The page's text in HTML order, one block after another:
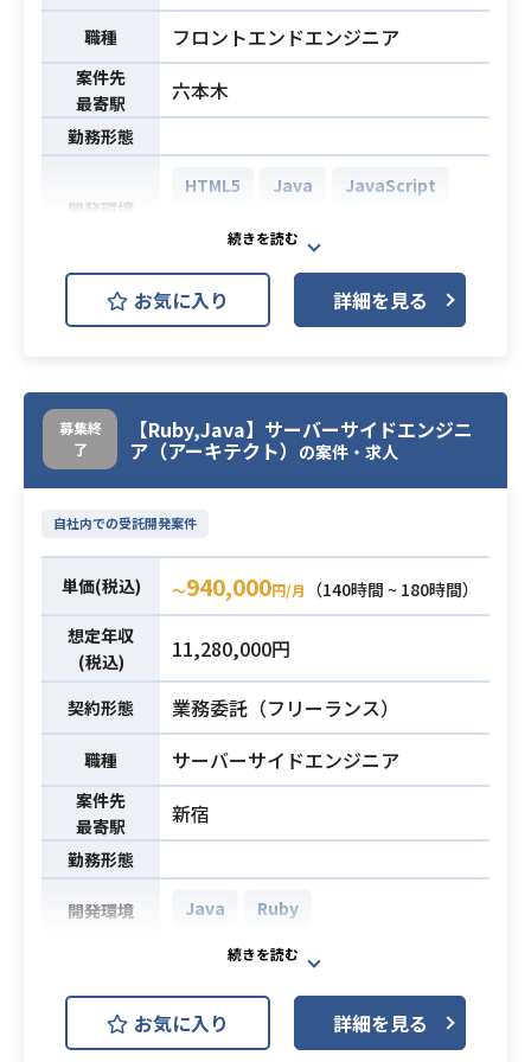
職種 フロントエンドエンジニア
案件先
最寄駅
六本木
勤務形態
開発環境
HTML5 Java
JavaScript
Objective-C
業務内容
通販サイトのランディングページの
開発からデバックまで一貫して担当
けに通販サイトのランディングペー
ジの開発からデバックまでを担当し
て頂きます。
季節特集やセール告知等、デザイン
が確定次第WEB上に反映して頂きま
す。
必須スキル
・HTML5, CSS3, Javascriptのコー
ディング実務経験 3年以上
・ランディングページ制作実務経験 3
年以上
お気に入り 詳細を見る
募集終
了
【Ruby,Java】サーバーサイドエンジニ
ア（アーキテクト） の案件・求人
自社内での受託開発案件
単価(税込) 〜940,000円/月
（140時間 ~ 180時間）
想定年収
(税込)
11,280,000円
契約形態 業務委託（フリーランス）
職種 サーバーサイドエンジニア
案件先
最寄駅
新宿
勤務形態
開発環境 Java Ruby
アーキテクトチームにて、開発チー
ムでは解決が難しい、または機能横
断的で影響範囲の広いような、 難易
お気に入り 詳細を見る